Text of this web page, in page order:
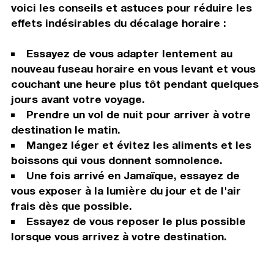
voici les conseils et astuces pour réduire les
effets indésirables du décalage horaire :
Essayez de vous adapter lentement au
nouveau fuseau horaire en vous levant et vous
couchant une heure plus tôt pendant quelques
jours avant votre voyage.
Prendre un vol de nuit pour arriver à votre
destination le matin.
Mangez léger et évitez les aliments et les
boissons qui vous donnent somnolence.
Une fois arrivé en Jamaïque, essayez de
vous exposer à la lumière du jour et de l'air
frais dès que possible.
Essayez de vous reposer le plus possible
lorsque vous arrivez à votre destination.